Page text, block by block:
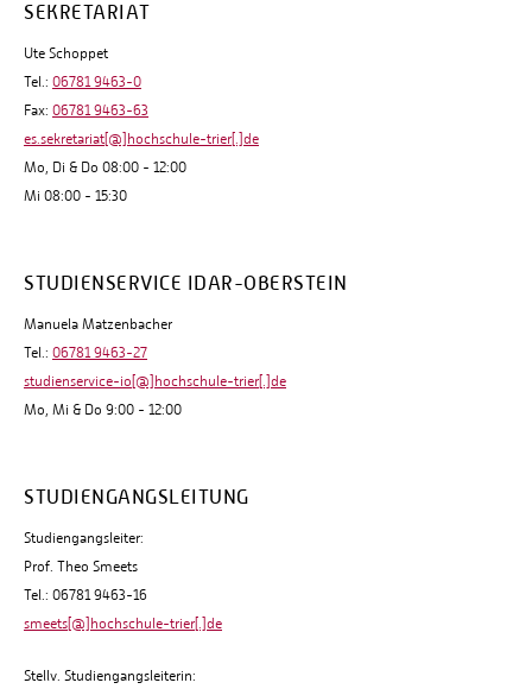
SEKRETARIAT
Ute Schoppet
Tel.: 06781 9463-0
Fax: 06781 9463-63
es.sekretariat[@]hochschule-trier[.]de
Mo, Di & Do 08:00 - 12:00
Mi 08:00 - 15:30
STUDIENSERVICE IDAR-OBERSTEIN
Manuela Matzenbacher
Tel.: 06781 9463-27
studienservice-io[@]hochschule-trier[.]de
Mo, Mi & Do 9:00 - 12:00
STUDIENGANGSLEITUNG
Studiengangsleiter:
Prof. Theo Smeets
Tel.: 06781 9463-16
smeets[@]hochschule-trier[.]de
Stellv. Studiengangsleiterin: